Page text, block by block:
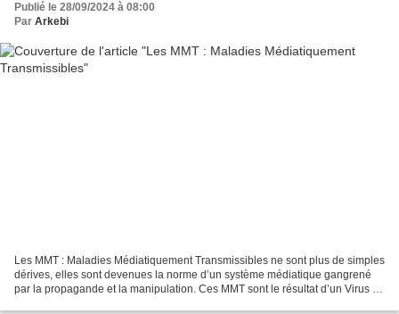
Publié le 28/09/2024 à 08:00
Par Arkebi
Les MMT : Maladies Médiatiquement Transmissibles ne sont plus de simples
dérives, elles sont devenues la norme d’un système médiatique gangrené
par la propagande et la manipulation. Ces MMT sont le résultat d’un Virus du